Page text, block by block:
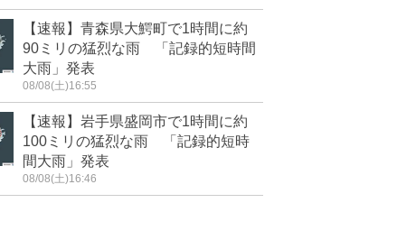
【速報】青森県大鰐町で1時間に約
90ミリの猛烈な雨 「記録的短時間
大雨」発表
08/08(土)16:55
【速報】岩手県盛岡市で1時間に約
100ミリの猛烈な雨 「記録的短時
間大雨」発表
08/08(土)16:46